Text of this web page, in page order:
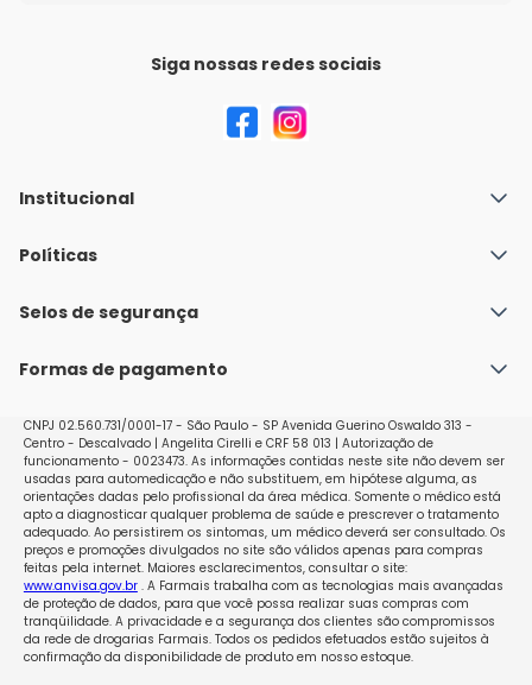
Siga nossas redes sociais
Institucional
Quem Somos
Nossas lojas
Políticas
Política de Envio
Políticas de Trocas e Devoluções
Selos de segurança
Formas de pagamento
CNPJ 02.560.731/0001-17 - São Paulo - SP Avenida Guerino Oswaldo 313 -
Centro - Descalvado | Angelita Cirelli e CRF 58 013 | Autorização de
funcionamento - 0023473. As informações contidas neste site não devem ser
usadas para automedicação e não substituem, em hipótese alguma, as
orientações dadas pelo profissional da área médica. Somente o médico está
apto a diagnosticar qualquer problema de saúde e prescrever o tratamento
adequado. Ao persistirem os sintomas, um médico deverá ser consultado. Os
preços e promoções divulgados no site são válidos apenas para compras
feitas pela internet. Maiores esclarecimentos, consultar o site:
www.anvisa.gov.br. A Farmais trabalha com as tecnologias mais avançadas
de proteção de dados, para que você possa realizar suas compras com
tranqüilidade. A privacidade e a segurança dos clientes são compromissos
da rede de drogarias Farmais. Todos os pedidos efetuados estão sujeitos à
confirmação da disponibilidade de produto em nosso estoque.